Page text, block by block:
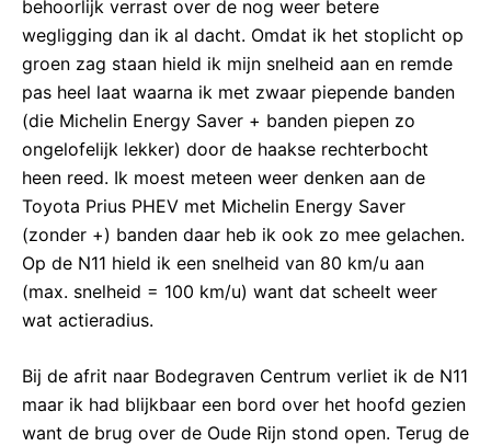
behoorlijk verrast over de nog weer betere
wegligging dan ik al dacht. Omdat ik het stoplicht op
groen zag staan hield ik mijn snelheid aan en remde
pas heel laat waarna ik met zwaar piepende banden
(die Michelin Energy Saver + banden piepen zo
ongelofelijk lekker) door de haakse rechterbocht
heen reed. Ik moest meteen weer denken aan de
Toyota Prius PHEV met Michelin Energy Saver
(zonder +) banden daar heb ik ook zo mee gelachen.
Op de N11 hield ik een snelheid van 80 km/u aan
(max. snelheid = 100 km/u) want dat scheelt weer
wat actieradius.
Bij de afrit naar Bodegraven Centrum verliet ik de N11
maar ik had blijkbaar een bord over het hoofd gezien
want de brug over de Oude Rijn stond open. Terug de